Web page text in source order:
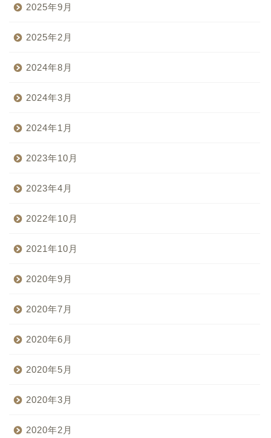
2025年9月
2025年2月
2024年8月
2024年3月
2024年1月
2023年10月
2023年4月
2022年10月
2021年10月
2020年9月
2020年7月
2020年6月
2020年5月
2020年3月
2020年2月